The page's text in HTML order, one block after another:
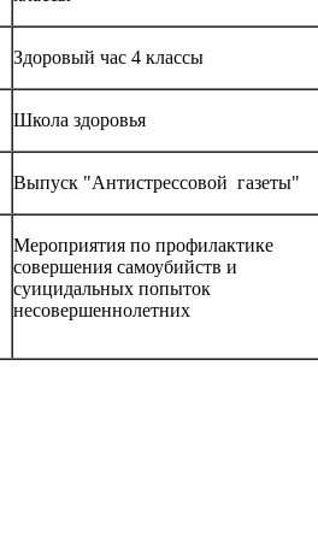
Здоровый час 4 классы
Школа здоровья
Выпуск "Антистрессовой газеты"
Мероприятия по профилактике
совершения самоубийств и
суицидальных попыток
несовершеннолетних